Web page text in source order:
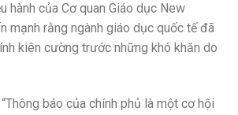
hành của Cơ quan Giáo dục New
mạnh rằng ngành giáo dục quốc tế đã
kiên cường trước những khó khăn do
báo của chính phủ là một cơ hội